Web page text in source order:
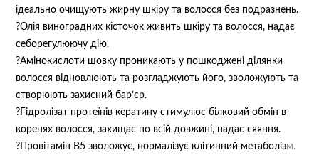
ідеально очищують жирну шкіру та волосся без подразнень.
?Олія виноградних кісточок живить шкіру та волосся, надає
себорегулюючу дію.
?Амінокислоти шовку проникають у пошкоджені ділянки
волосся відновлюють та розгладжують його, зволожують та
створюють захисний бар’єр.
?Гідролізат протеїнів кератину стимулює білковий обмін в
коренях волосся, захищає по всій довжині, надає сяяння.
?Провітамін В5 зволожує, нормалізує клітинний метаболізм.